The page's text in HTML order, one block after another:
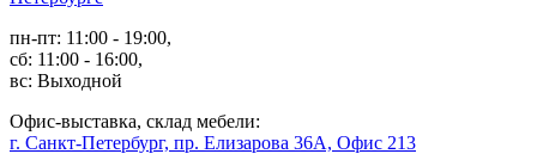
пн-пт: 11:00 - 19:00,
сб: 11:00 - 16:00,
вс: Выходной
Офис-выставка, склад мебели:
г. Санкт-Петербург, пр. Елизарова 36А, Офис 213